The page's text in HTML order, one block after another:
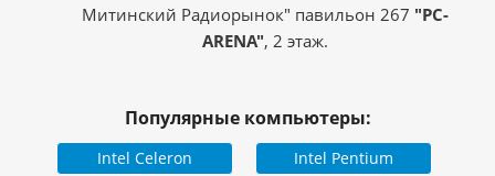
Митинский Радиорынок" павильон 267 "PC-
ARENA", 2 этаж.
Популярные компьютеры:
Intel Celeron Intel Pentium